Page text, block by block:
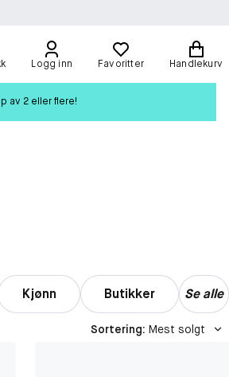
Logg inn Favoritter Handlekurv
av 2 eller flere!
Kjønn Butikker Se alle
Sortering: Mest solgt